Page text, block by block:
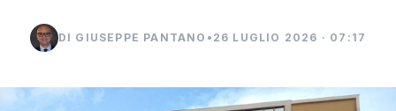
DI GIUSEPPE PANTANO • 26 LUGLIO 2026 · 07:17